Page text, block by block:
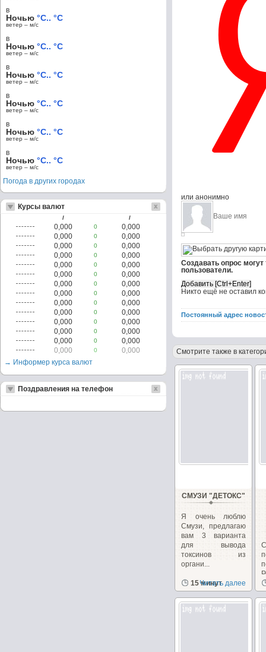
или анонимно
Создавать опрос
пользователи.
Никто ещё не оставил
Постоянный адрес
Смотрите также в
СМУЗИ "ДЕТОКС"
Я очень люблю
Смузи, предлагаю
вам 3 варианта
для вывода
токсинов из
органи...
15 минут
Читать далее
в
Ночью °C.. °C
ветер – м/c
в
Ночью °C.. °C
ветер – м/c
в
Ночью °C.. °C
ветер – м/c
в
Ночью °C.. °C
ветер – м/c
в
Ночью °C.. °C
ветер – м/c
в
Ночью °C.. °C
ветер – м/c
Погода в других городах
Курсы валют
/ /
0,000 0
0,000
0,000
0
0,000
0,000
0
0,000
0,000
0
0,000
0,000
0
0,000
0,000
0
0,000
0,000
0
0,000
0,000
0
0,000
0,000
0
0,000
0,000
0
0,000
0,000
0
0,000
0,000
0
0,000
0,000
0
0,000
0,000
0
0,000
→ Информер курса валют
Поздравления на телефон